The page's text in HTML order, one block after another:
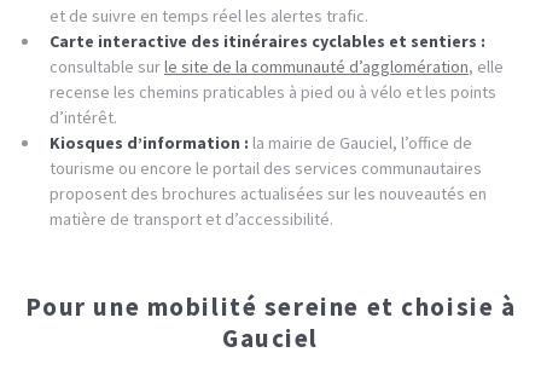
et de suivre en temps réel les alertes trafic.
Carte interactive des itinéraires cyclables et sentiers :
consultable surle site de la communauté d’agglomération, elle
recense les chemins praticables à pied ou à vélo et les points
d’intérêt.
Kiosques d’information : la mairie de Gauciel, l’office de
tourisme ou encore le portail des services communautaires
proposent des brochures actualisées sur les nouveautés en
matière de transport et d’accessibilité.
Pour une mobilité sereine et choisie à
Gauciel